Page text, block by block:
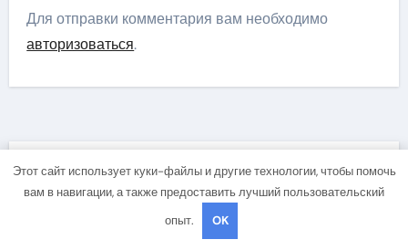
Для отправки комментария вам необходимо
авторизоваться.
Вы пропустили
Этот сайт использует куки-файлы и другие технологии, чтобы помочь
вам в навигации, а также предоставить лучший пользовательский
опыт.
OK